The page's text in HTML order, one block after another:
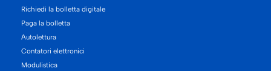
Richiedi la bolletta digitale
Paga la bolletta
Autolettura
Contatori elettronici
Modulistica